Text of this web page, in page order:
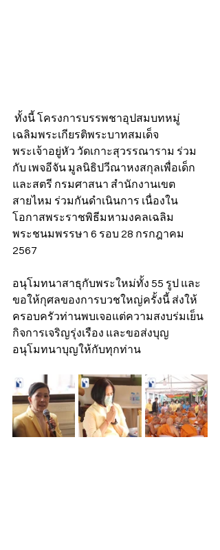
ทั้งนี้ โครงการบรรพชาอุปสมบทหมู่
เฉลิมพระเกียรติพระบาทสมเด็จ
พระเจ้าอยู่หัว วัดเกาะสุวรรณาราม ร่วม
กับ เพจอีจัน มูลนิธิปวีณาหงสกุลเพื่อเด็ก
และสตรี กรมศาสนา สำนักงานเขต
สายไหม ร่วมกันดำเนินการ เนื่องใน
โอกาสพระราชพิธีมหามงคลเฉลิม
พระชนมพรรษา 6 รอบ 28 กรกฎาคม
2567
อนุโมทนาสาธุกับพระใหม่ทั้ง 55 รูป และ
ขอให้กุศลของการบวชใหญ่ครั้งนี้ ส่งให้
ครอบครัวท่านพบเจอแต่ความสงบร่มเย็น
กิจการเจริญรุ่งเรือง และขอส่งบุญ
อนุโมทนาบุญให้กับทุกท่าน